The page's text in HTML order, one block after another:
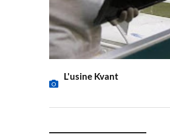
L'usine Kvant